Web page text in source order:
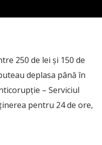
250 de lei și 150 de
deplasa până în
– Serviciul
pentru 24 de ore,